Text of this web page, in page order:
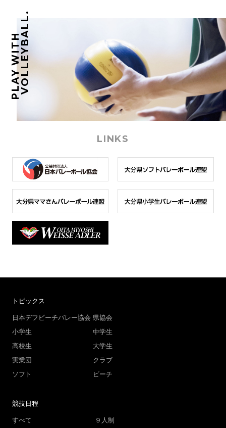
PLAY WITHVOLLEYBALL.
LINKS
トピックス
日本デフビーチバレー協会 県協会
小学生
中学生
高校生
大学生
実業団
クラブ
ソフト
ビーチ
競技日程
すべて
９人制